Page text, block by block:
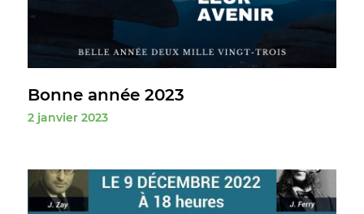
Bonne année 2023
2 janvier 2023